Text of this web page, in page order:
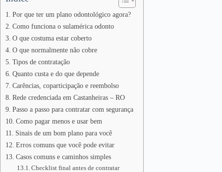
Por que ter um plano odontológico agora?
Como funciona o sulamérica odonto
O que costuma estar coberto
O que normalmente não cobre
Tipos de contratação
Quanto custa e do que depende
Carências, coparticipação e reembolso
Rede credenciada em Castanheiras – RO
Passo a passo para contratar com segurança
Como pagar menos e usar bem
Sinais de um bom plano para você
Erros comuns que você pode evitar
Casos comuns e caminhos simples
Checklist final antes de contratar